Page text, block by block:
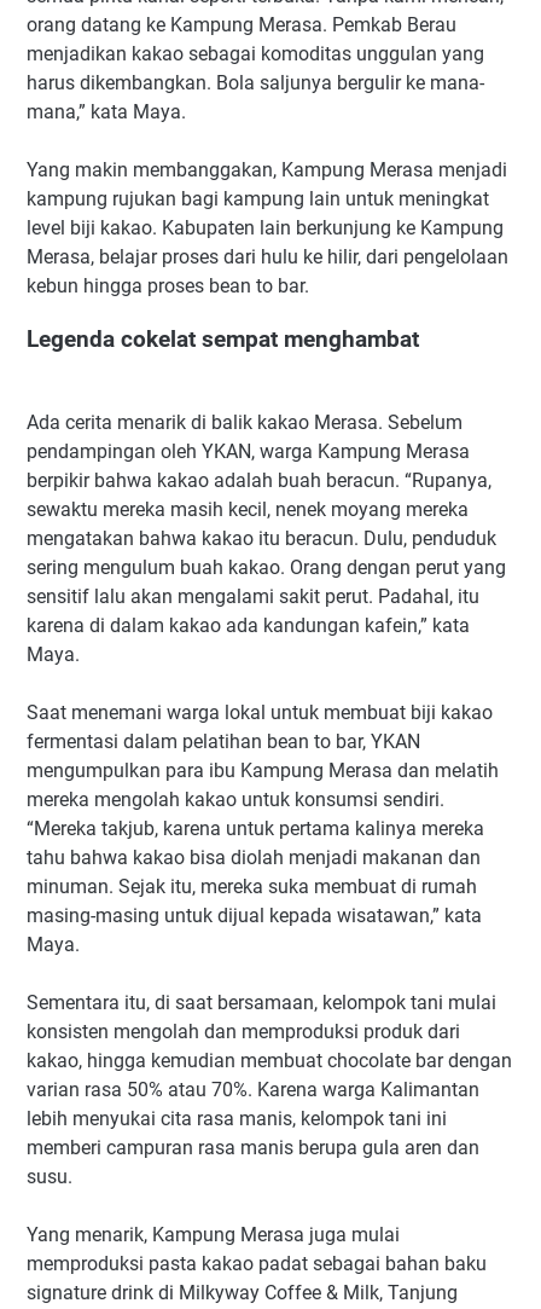
orang datang ke Kampung Merasa. Pemkab Berau
menjadikan kakao sebagai komoditas unggulan yang
harus dikembangkan. Bola saljunya bergulir ke mana-
mana,” kata Maya.
Yang makin membanggakan, Kampung Merasa menjadi
kampung rujukan bagi kampung lain untuk meningkat
level biji kakao. Kabupaten lain berkunjung ke Kampung
Merasa, belajar proses dari hulu ke hilir, dari pengelolaan
kebun hingga proses bean to bar.
Legenda cokelat sempat menghambat
Ada cerita menarik di balik kakao Merasa. Sebelum
pendampingan oleh YKAN, warga Kampung Merasa
berpikir bahwa kakao adalah buah beracun. “Rupanya,
sewaktu mereka masih kecil, nenek moyang mereka
mengatakan bahwa kakao itu beracun. Dulu, penduduk
sering mengulum buah kakao. Orang dengan perut yang
sensitif lalu akan mengalami sakit perut. Padahal, itu
karena di dalam kakao ada kandungan kafein,” kata
Maya.
Saat menemani warga lokal untuk membuat biji kakao
fermentasi dalam pelatihan bean to bar, YKAN
mengumpulkan para ibu Kampung Merasa dan melatih
mereka mengolah kakao untuk konsumsi sendiri.
“Mereka takjub, karena untuk pertama kalinya mereka
tahu bahwa kakao bisa diolah menjadi makanan dan
minuman. Sejak itu, mereka suka membuat di rumah
masing-masing untuk dijual kepada wisatawan,” kata
Maya.
Sementara itu, di saat bersamaan, kelompok tani mulai
konsisten mengolah dan memproduksi produk dari
kakao, hingga kemudian membuat chocolate bar dengan
varian rasa 50% atau 70%. Karena warga Kalimantan
lebih menyukai cita rasa manis, kelompok tani ini
memberi campuran rasa manis berupa gula aren dan
susu.
Yang menarik, Kampung Merasa juga mulai
memproduksi pasta kakao padat sebagai bahan baku
signature drink di Milkyway Coffee & Milk, Tanjung